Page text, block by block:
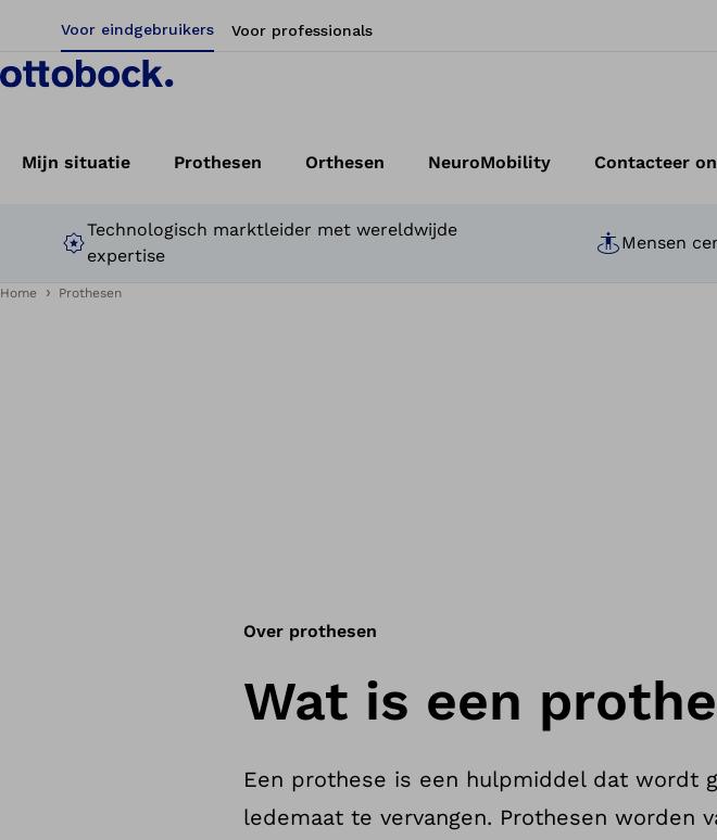
Voor eindgebruikers Voor professionals
Mijn situatie Prothesen Orthesen NeuroMobility Contacteer
Technologisch marktleider met wereldwijde
expertise
Mensen
Home Prothesen
Over prothesen
Wat is een
Een prothese is een hulpmiddel dat wordt
ledemaat te vervangen. Prothesen worden